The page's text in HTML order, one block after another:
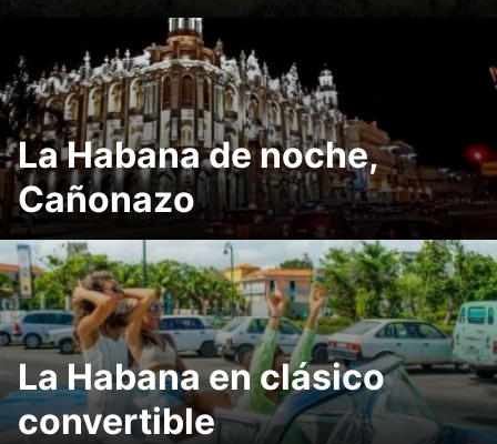
La Habana de noche,
Cañonazo
La Habana en clásico
convertible